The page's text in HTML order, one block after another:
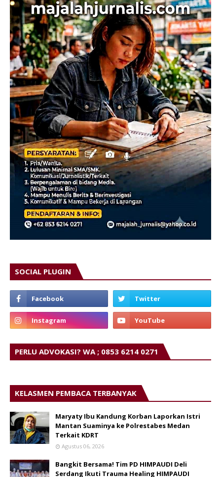
SOCIAL PLUGIN
PERLU ADVOKASI? WA ; 0853 6214 0271
KELASMEN PEMBACA TERBANYAK
Maryaty Ibu Kandung Korban Laporkan Istri
Mantan Suaminya ke Polrestabes Medan
Terkait KDRT
Agustus 06, 2026
Bangkit Bersama! Tim PD HIMPAUDI Deli
Serdang Ikuti Trauma Healing HIMPAUDI